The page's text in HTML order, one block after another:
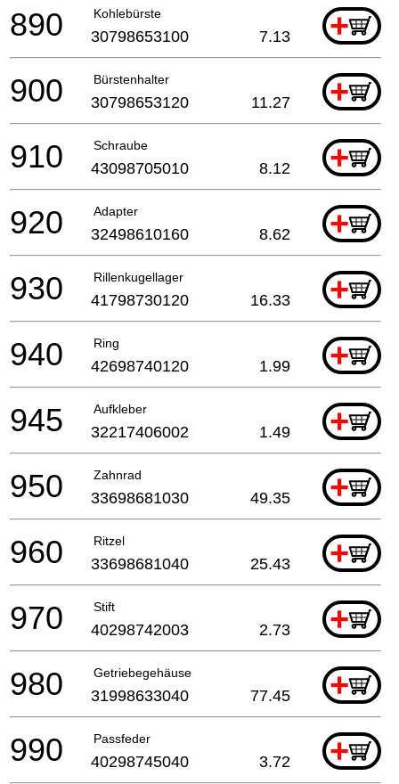
Kohlebürste +
890 30798653100 7.13
Bürstenhalter +
900 30798653120 11.27
Schraube +
910 43098705010 8.12
Adapter +
920 32498610160 8.62
Rillenkugellager +
930 41798730120 16.33
Ring +
940 42698740120 1.99
Aufkleber +
945 32217406002 1.49
Zahnrad +
950 33698681030 49.35
Ritzel +
960 33698681040 25.43
Stift +
970 40298742003 2.73
Getriebegehäuse +
980 31998633040 77.45
Passfeder +
990 40298745040 3.72